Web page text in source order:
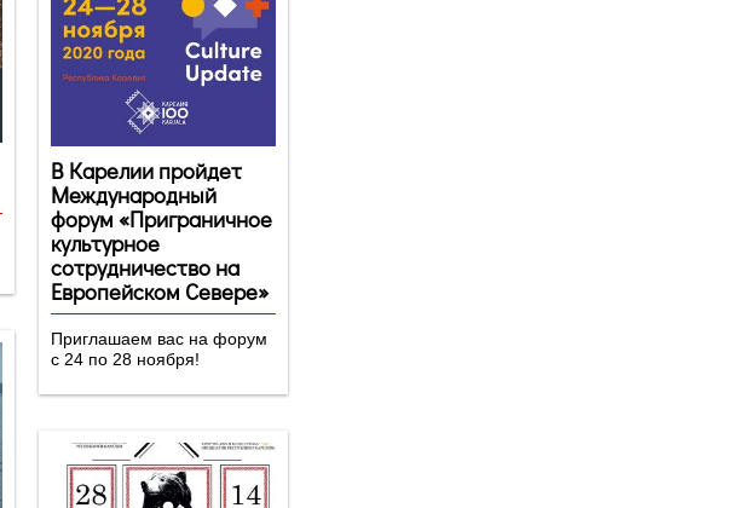
В Карелии пройдет
Международный
форум «Приграничное
культурное
сотрудничество на
Европейском Севере»
Приглашаем вас на форум
с 24 по 28 ноября!